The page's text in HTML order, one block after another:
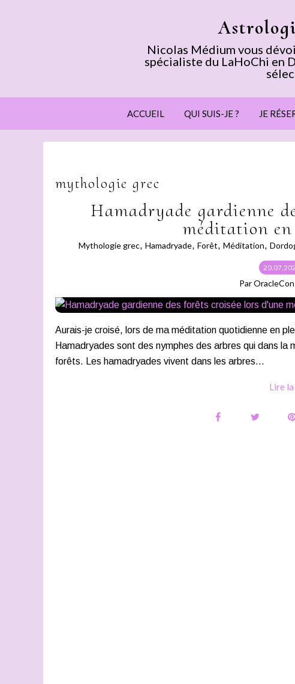
Nicolas Médium vous
spécialiste du LaHoChi en
ACCUEIL QUI SUIS-JE ? JE
mythologie grec
Hamadryade gardienne
méditation
Mythologie grec, Hamadryade, Forêt, Méditation,
Par
Aurais-je croisé, lors de ma méditation quotidienne en
Hamadryades sont des nymphes des arbres qui dans
forêts. Les hamadryades vivent dans les arbres...
Lire